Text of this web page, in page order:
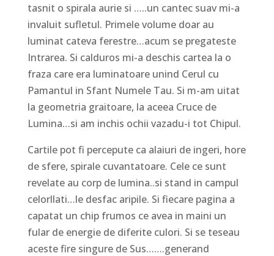
tasnit o spirala aurie si …..un cantec suav mi-a
invaluit sufletul. Primele volume doar au
luminat cateva ferestre…acum se pregateste
Intrarea. Si calduros mi-a deschis cartea la o
fraza care era luminatoare unind Cerul cu
Pamantul in Sfant Numele Tau. Si m-am uitat
la geometria graitoare, la aceea Cruce de
Lumina…si am inchis ochii vazadu-i tot Chipul.
Cartile pot fi percepute ca alaiuri de ingeri, hore
de sfere, spirale cuvantatoare. Cele ce sunt
revelate au corp de lumina..si stand in campul
celorllati…le desfac aripile. Si fiecare pagina a
capatat un chip frumos ce avea in maini un
fular de energie de diferite culori. Si se teseau
aceste fire singure de Sus…….generand